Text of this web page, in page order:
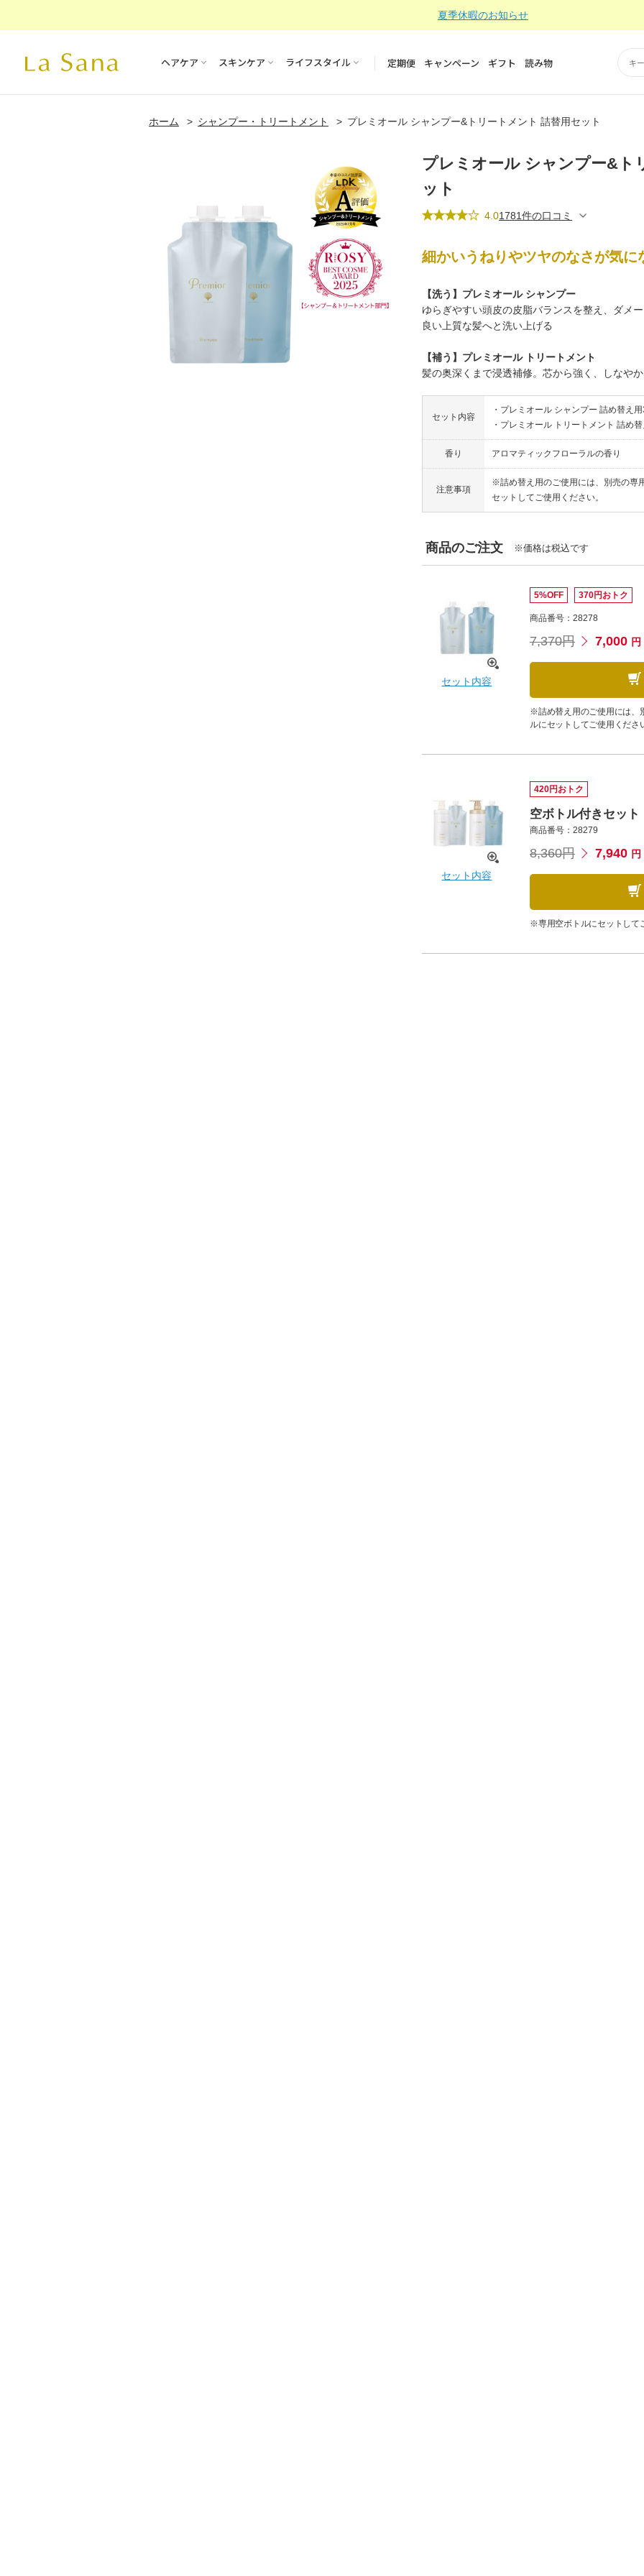
夏季休暇のお知らせ
ヘアケア スキンケア ライフスタイル 定期便 キャンペーン ギフト 読み物
ホーム シャンプー・トリートメント プレミオール シャンプー&トリートメント 詰替用セット
プレミオール シャンプー&ト
ット
4.01781件の口コミ
細かいうねりやツヤのなさが気に
【洗う】プレミオール シャンプー
ゆらぎやすい頭皮の皮脂バランスを整え、ダメ
良い上質な髪へと洗い上げる
【補う】プレミオール トリートメント
髪の奥深くまで浸透補修。芯から強く、しなや
セット内容
・プレミオール シャンプー 詰め替え用
・プレミオール トリートメント 詰め
香り アロマティックフローラルの香り
注意事項
※詰め替え用のご使用には、別売の専
セットしてご使用ください。
商品のご注文 ※価格は税込です
セット内容
5%OFF 370円おトク
商品番号：28278
7,370円 7,000 円
※詰め替え用のご使用には、
ルにセットしてご使用くださ
セット内容
420円おトク
空ボトル付きセット
商品番号：28279
8,360円 7,940 円
※専用空ボトルにセットして